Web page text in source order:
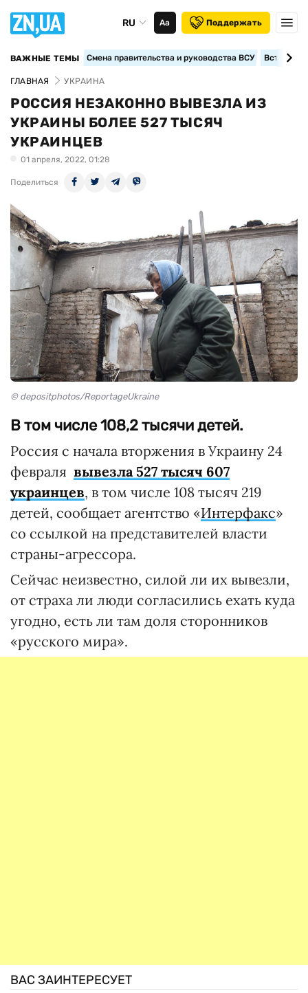
RU Аа Поддержать
ВАЖНЫЕ ТЕМЫ Смена правительства и руководства ВСУ
ГЛАВНАЯ УКРАИНА
РОССИЯ НЕЗАКОННО ВЫВЕЗЛА ИЗ
УКРАИНЫ БОЛЕЕ 527 ТЫСЯЧ
УКРАИНЦЕВ
01 апреля, 2022, 01:28
Поделиться
© depositphotos/ReportageUkraine
В том числе 108,2 тысячи детей.
Россия с начала вторжения в Украину 24
февраля вывезла 527 тысяч 607
украинцев, в том числе 108 тысяч 219
детей, сообщает агентство «Интерфакс»
со ссылкой на представителей власти
страны-агрессора.
Сейчас неизвестно, силой ли их вывезли,
от страха ли люди согласились ехать куда
угодно, есть ли там доля сторонников
«русского мира».
ВАС ЗАИНТЕРЕСУЕТ